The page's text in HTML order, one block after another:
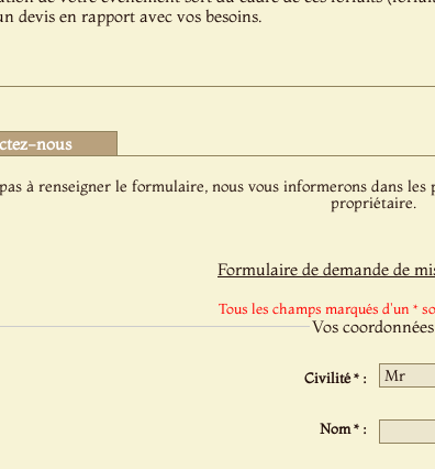
devis en rapport avec vos besoins.
nous
à renseigner le formulaire, nous vous informerons dans
propriétaire.
Formulaire de demande de
Tous les champs marqués d'un *
Vos coordonnées
Civilité * :
Nom * :